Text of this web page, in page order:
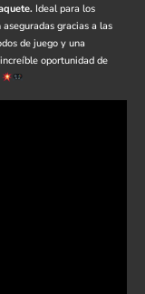
Ideal para los
gracias a las
de juego y una
oportunidad de